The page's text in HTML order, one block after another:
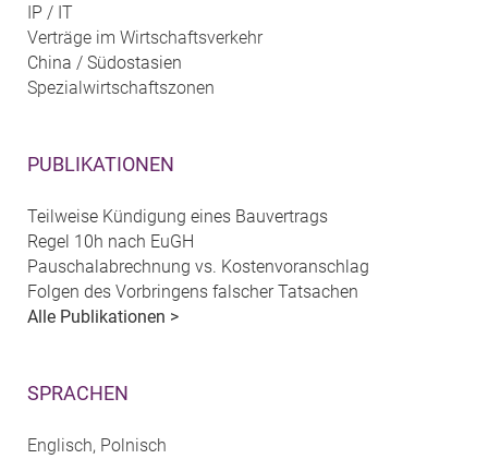
IP / IT
Verträge im Wirtschaftsverkehr
China / Südostasien
Spezialwirtschaftszonen
PUBLIKATIONEN
Teilweise Kündigung eines Bauvertrags
Regel 10h nach EuGH
Pauschalabrechnung vs. Kostenvoranschlag
Folgen des Vorbringens falscher Tatsachen
Alle Publikationen >
SPRACHEN
Englisch, Polnisch